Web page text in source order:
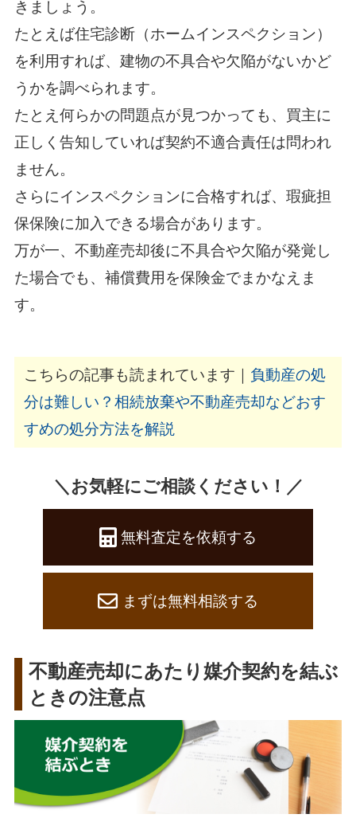
きましょう。
たとえば住宅診断（ホームインスペクション）
を利用すれば、建物の不具合や欠陥がないかど
うかを調べられます。
たとえ何らかの問題点が見つかっても、買主に
正しく告知していれば契約不適合責任は問われ
ません。
さらにインスペクションに合格すれば、瑕疵担
保保険に加入できる場合があります。
万が一、不動産売却後に不具合や欠陥が発覚し
た場合でも、補償費用を保険金でまかなえま
す。
こちらの記事も読まれています｜ 負動産の処
分は難しい？相続放棄や不動産売却などおす
すめの処分方法を解説
＼お気軽にご相談ください！／
無料査定を依頼する
まずは無料相談する
不動産売却にあたり媒介契約を結ぶ
ときの注意点